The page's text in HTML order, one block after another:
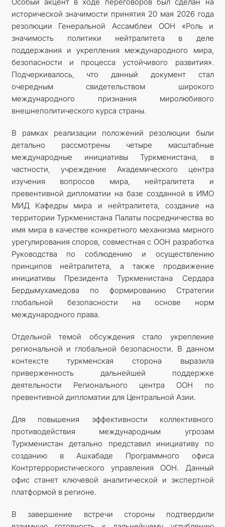
исторической значимости принятия 20 мая 2026 года
резолюции Генеральной Ассамблеи ООН «Роль и
значимость политики нейтралитета в деле
поддержания и укрепления международного мира,
безопасности и процесса устойчивого развития».
Подчеркивалось, что данный документ стал
очередным свидетельством широкого
международного признания миролюбивого
внешнеполитического курса страны.
В рамках реализации положений резолюции были
детально рассмотрены четыре масштабные
международные инициативы Туркменистана, в
частности, учреждение Академического центра
изучения вопросов мира, нейтралитета и
превентивной дипломатии на базе созданной в ИМО
МИД Кафедры мира и нейтралитета, создание на
территории Туркменистана Палаты посредничества во
имя мира в качестве конкретного механизма мирного
урегулирования споров, совместная с ООН разработка
Руководства по соблюдению и осуществлению
принципов нейтралитета, а также продвижение
инициативы Президента Туркменистана Сердара
Бердымухамедова по формированию Стратегии
глобальной безопасности на основе норм
международного права.
Отдельной темой обсуждения стало укрепление
региональной и глобальной безопасности. В данном
контексте туркменская сторона выразила
приверженность дальнейшей поддержке
деятельности Регионального центра ООН по
превентивной дипломатии для Центральной Азии.
Для повышения эффективности коллективного
противодействия международным угрозам
Туркменистан детально представил инициативу по
созданию в Ашхабаде Программного офиса
Контртеррористического управления ООН. Данный
офис станет ключевой аналитической и экспертной
платформой в регионе.
В завершение встречи стороны подтвердили